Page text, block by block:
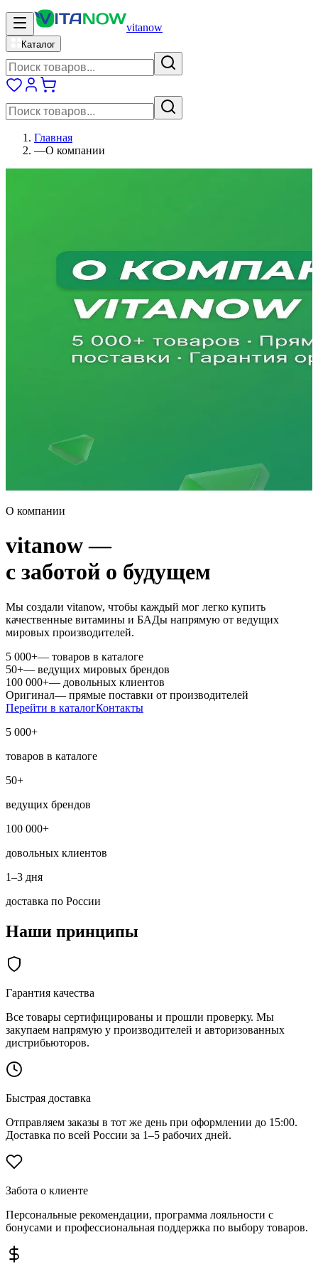
vitanow
Каталог
Главная
—О компании
О компании
vitanow —
с заботой о будущем
Мы создали vitanow, чтобы каждый мог легко купить
качественные витамины и БАДы напрямую от ведущих
мировых производителей.
5 000+— товаров в каталоге
50+— ведущих мировых брендов
100 000+— довольных клиентов
Оригинал— прямые поставки от производителей
Перейти в каталогКонтакты
5 000+
товаров в каталоге
50+
ведущих брендов
100 000+
довольных клиентов
1–3 дня
доставка по России
Наши принципы
Гарантия качества
Все товары сертифицированы и прошли проверку. Мы
закупаем напрямую у производителей и авторизованных
дистрибьюторов.
Быстрая доставка
Отправляем заказы в тот же день при оформлении до 15:00.
Доставка по всей России за 1–5 рабочих дней.
Забота о клиенте
Персональные рекомендации, программа лояльности с
бонусами и профессиональная поддержка по выбору товаров.